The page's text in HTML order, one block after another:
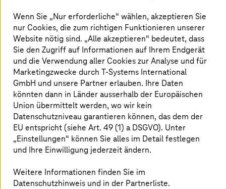
ohne Unterbrechung des Geschäftsbetriebs
und verbesserte die Sicherheit, die
Kosteneffizienz und die Zuverlässigkeit.
Migration zurT Cloud Private
Atsushi Sawada, ehemaliger General Manager der
Business Systems Group von TDK, gibt Einblicke in die
strategische Umstellung des Unternehmens auf die
T Cloud Private (ehemals Future Cloud Infrastructure)
für seine geschäftskritischen Systeme. Die nahtlose,
einem Wochenende durchgeführt und brachte eine
beeindruckende Kostensenkung von 9 Prozent
Wenn Sie „Nur erforderliche“ wählen, akzeptieren Sie
nur Cookies, die zum richtigen Funktionieren unserer
Website nötig sind. „Alle akzeptieren“ bedeutet, dass
Sie den Zugriff auf Informationen auf Ihrem Endgerät
und die Verwendung aller Cookies zur Analyse und für
Marketingzwecke durchT-Systems International
GmbH und unsere Partner erlauben. Ihre Daten
könnten dann in Länder ausserhalb der Europäischen
Union übermittelt werden, wo wir kein
Datenschutzniveau garantieren können, das dem der
EU entspricht (siehe Art. 49 (1) a DSGVO). Unter
„Einstellungen“ können Sie alles im Detail festlegen
und Ihre Einwilligung jederzeit ändern.
Weitere Informationen finden Sie im
Datenschutzhinweis und in der Partnerliste.